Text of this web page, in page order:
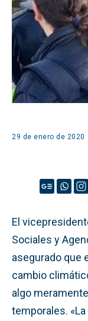
29 de enero de 2020
El
Sociales y
asegurado que
cambio
algo
temporales.